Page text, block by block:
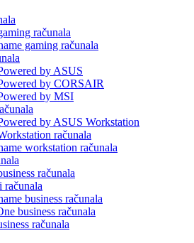
računala
gaming računala
by ASUS
by CORSAIR
by MSI
by ASUS Workstation
računala
workstation računala
računala
business računala
business računala
računala